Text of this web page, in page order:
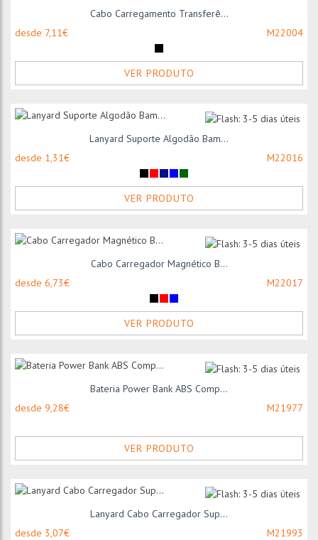
Cabo Carregamento Transferê...
desde 7,11€
M22004
VER PRODUTO
Lanyard Suporte Algodão Bam...
desde 1,31€
M22016
VER PRODUTO
Cabo Carregador Magnético B...
desde 6,73€
M22017
VER PRODUTO
Bateria Power Bank ABS Comp...
desde 9,28€
M21977
VER PRODUTO
Lanyard Cabo Carregador Sup...
desde 3,07€
M21993